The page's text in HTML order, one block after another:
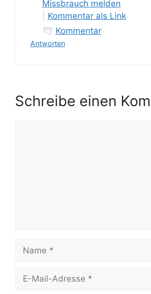
Missbrauch melden
Kommentar als Link
Kommentar
Antworten
Schreibe einen
Mail-